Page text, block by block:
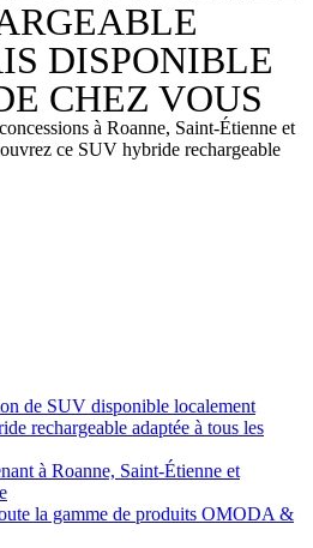
DISPONIBLE
CHEZ VOUS
à Roanne, Saint-Étienne et
ce SUV hybride rechargeable
de SUV disponible localement
rechargeable adaptée à tous les
à Roanne, Saint-Étienne et
la gamme de produits OMODA &